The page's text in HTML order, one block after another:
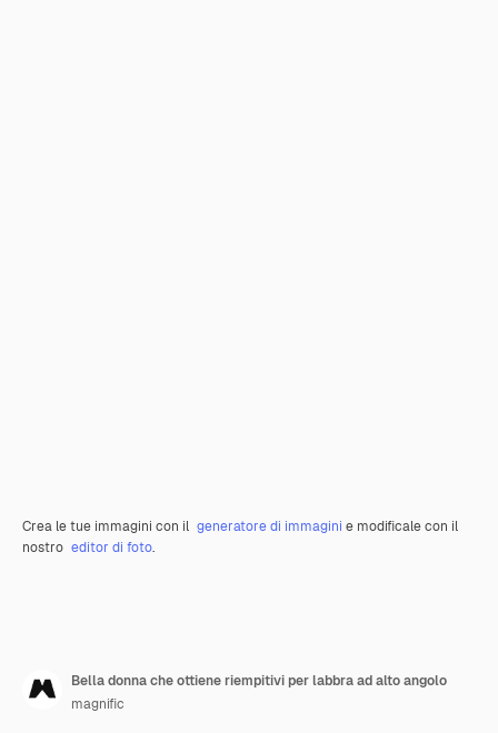
Crea le tue immagini con il generatore di immagini e modificale con il
nostro editor di foto.
Bella donna che ottiene riempitivi per labbra ad alto angolo
magnific